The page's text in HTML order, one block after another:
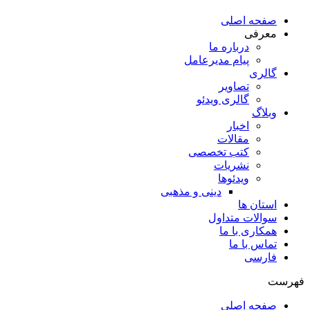
صفحه اصلی
معرفی
درباره ما
پیام مدیرعامل
گالری
تصاویر
گالری ویدئو
وبلاگ
اخبار
مقالات
کتب تخصصی
نشریات
ویدئوها
دینی و مذهبی
استان ها
سوالات متداول
همکاری با ما
تماس با ما
فارسی
فهرست
صفحه اصلی